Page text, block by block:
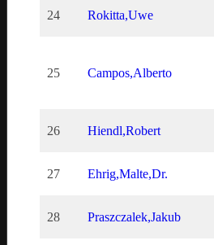
24 Rokitta,Uwe
25 Campos,Alberto
26 Hiendl,Robert
27 Ehrig,Malte,Dr.
28 Praszczalek,Jakub